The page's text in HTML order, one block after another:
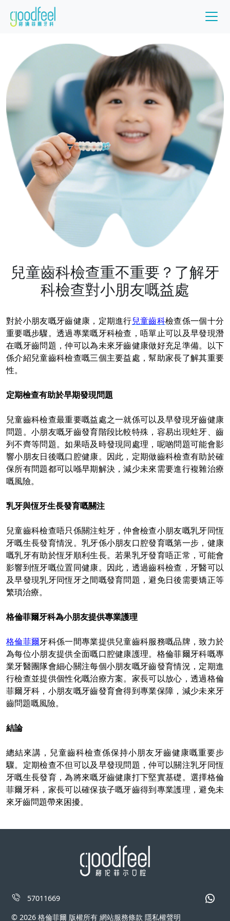
兒童齒科檢查重不重要？了解牙
科檢查對小朋友嘅益處
對於小朋友嘅牙齒健康，定期進行兒童齒科檢查係一個十分
重要嘅步驟。透過專業嘅牙科檢查，唔單止可以及早發現潛
在嘅牙齒問題，仲可以為未來牙齒健康做好充足準備。以下
係介紹兒童齒科檢查嘅三個主要益處，幫助家長了解其重要
性。
定期檢查有助於早期發現問題
兒童齒科檢查最重要嘅益處之一就係可以及早發現牙齒健康
問題。小朋友嘅牙齒發育階段比較特殊，容易出現蛀牙、齒
列不齊等問題。如果唔及時發現同處理，呢啲問題可能會影
響小朋友日後嘅口腔健康。因此，定期做齒科檢查有助於確
保所有問題都可以喺早期解決，減少未來需要進行複雜治療
嘅風險。
乳牙與恆牙生長發育嘅關注
兒童齒科檢查唔只係關注蛀牙，仲會檢查小朋友嘅乳牙同恆
牙嘅生長發育情況。乳牙係小朋友口腔發育嘅第一步，健康
嘅乳牙有助於恆牙順利生長。若果乳牙發育唔正常，可能會
影響到恆牙嘅位置同健康。因此，透過齒科檢查，牙醫可以
及早發現乳牙同恆牙之間嘅發育問題，避免日後需要矯正等
繁瑣治療。
格倫菲爾牙科為小朋友提供專業護理
格倫菲爾牙科係一間專業提供兒童齒科服務嘅品牌，致力於
為每位小朋友提供全面嘅口腔健康護理。格倫菲爾牙科嘅專
業牙醫團隊會細心關注每個小朋友嘅牙齒發育情況，定期進
行檢查並提供個性化嘅治療方案。家長可以放心，透過格倫
菲爾牙科，小朋友嘅牙齒發育會得到專業保障，減少未來牙
齒問題嘅風險。
結論
總結來講，兒童齒科檢查係保持小朋友牙齒健康嘅重要步
驟。定期檢查不但可以及早發現問題，仲可以關注乳牙同恆
牙嘅生長發育，為將來嘅牙齒健康打下堅實基礎。選擇格倫
菲爾牙科，家長可以確保孩子嘅牙齒得到專業護理，避免未
來牙齒問題帶來困擾。
57011669
© 2026 格倫菲爾 版權所有 網站服務條款 隱私權聲明